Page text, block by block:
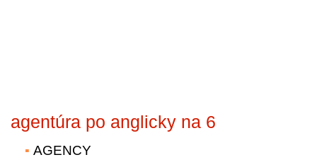
agentúra po anglicky na 6
AGENCY